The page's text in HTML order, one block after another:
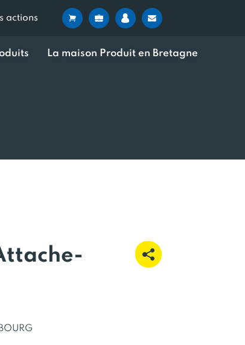
actions
La maison Produit en Bretagne